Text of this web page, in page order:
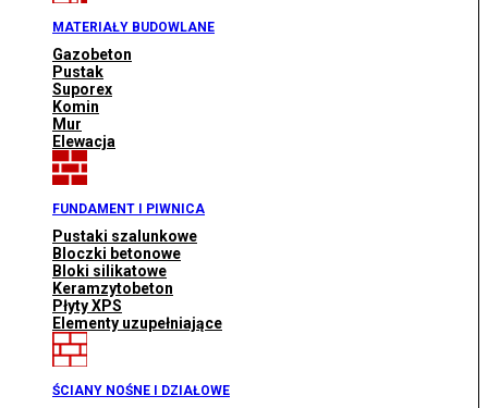
MATERIAŁY BUDOWLANE
Gazobeton
Pustak
Suporex
Komin
Mur
Elewacja
FUNDAMENT I PIWNICA
Pustaki szalunkowe
Bloczki betonowe
Bloki silikatowe
Keramzytobeton
Płyty XPS
Elementy uzupełniające
ŚCIANY NOŚNE I DZIAŁOWE